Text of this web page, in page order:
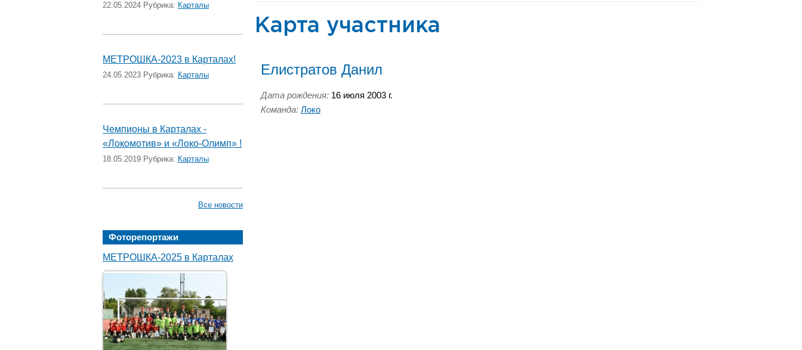
22.05.2024 Рубрика: Карталы
МЕТРОШКА-2023 в Карталах!
24.05.2023 Рубрика: Карталы
Чемпионы в Карталах -
«Локомотив» и «Локо-Олимп» !
18.05.2019 Рубрика: Карталы
Все новости
Фоторепортажи
МЕТРОШКА-2025 в Карталах
Карта участника
Елистратов Данил
Дата рождения: 16 июля 2003 г.
Команда: Локо